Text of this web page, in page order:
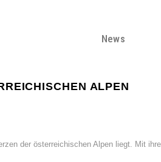
News
ALPEN
der österreichischen Alpen liegt. Mit